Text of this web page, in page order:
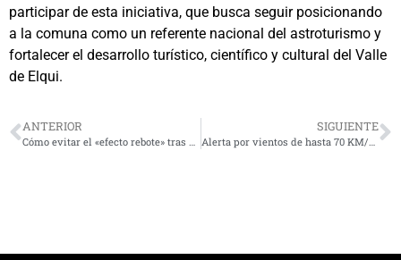
participar de esta iniciativa, que busca seguir posicionando
a la comuna como un referente nacional del astroturismo y
fortalecer el desarrollo turístico, científico y cultural del Valle
de Elqui.
ANTERIOR SIGUIENTE